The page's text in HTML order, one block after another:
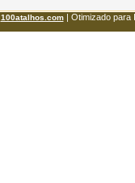
100atalhos.com| Otimizado para